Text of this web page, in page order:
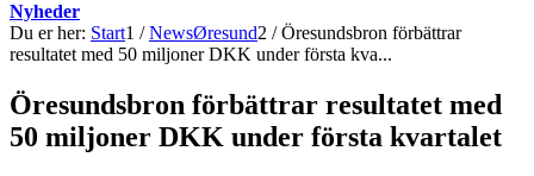
Nyheder
Du er her: Start1 / NewsØresund2 / Öresundsbron förbättrar
resultatet med 50 miljoner DKK under första kva...
Öresundsbron förbättrar resultatet med
50 miljoner DKK under första kvartalet